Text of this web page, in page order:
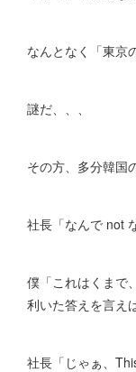
なんとなく「東京
謎だ、、、
その方、多分韓国
社長「なんで not
僕「これはくまで
利いた答えを言え
社長「じゃぁ、